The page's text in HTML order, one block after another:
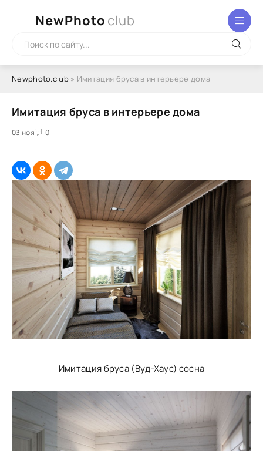
NewPhoto club
Newphoto.club» Имитация бруса в интерьере дома
Имитация бруса в интерьере дома
03 ноя 0
Имитация бруса (Вуд-Хаус) сосна